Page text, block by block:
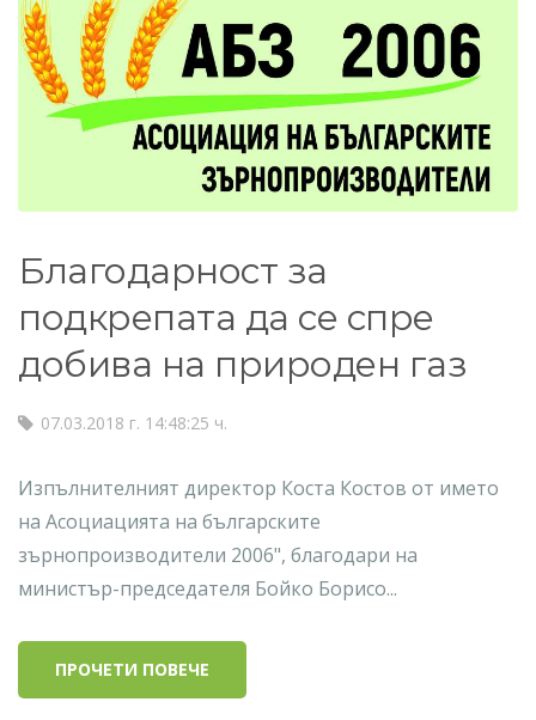
Благодарност за
подкрепата да се спре
добива на природен газ
07.03.2018 г. 14:48:25 ч.
Изпълнителният директор Коста Костов от името
на Асоциацията на българските
зърнопроизводители 2006", благодари на
министър-председателя Бойко Борисо...
ПРОЧЕТИ ПОВЕЧЕ